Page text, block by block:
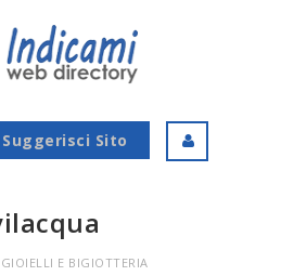
Suggerisci Sito
GIOIELLI E BIGIOTTERIA